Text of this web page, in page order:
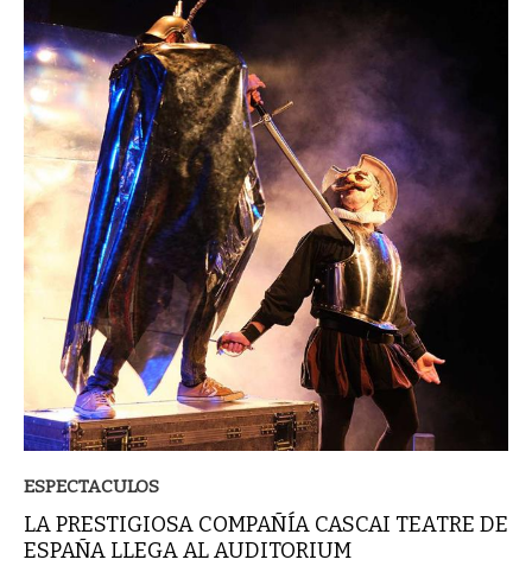
ESPECTACULOS
LA PRESTIGIOSA COMPAÑÍA CASCAI TEATRE DE
ESPAÑA LLEGA AL AUDITORIUM